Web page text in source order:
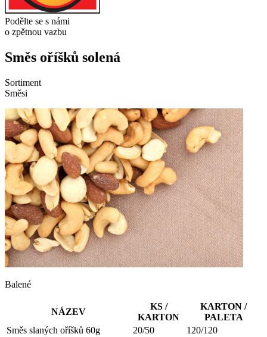
Podělte se s námi
o zpětnou vazbu
Směs oříšků solená
Sortiment
Směsi
Balené
NÁZEV
KS /
KARTON
KARTON /
PALETA
Směs slaných oříšků 60g
20/50
120/120